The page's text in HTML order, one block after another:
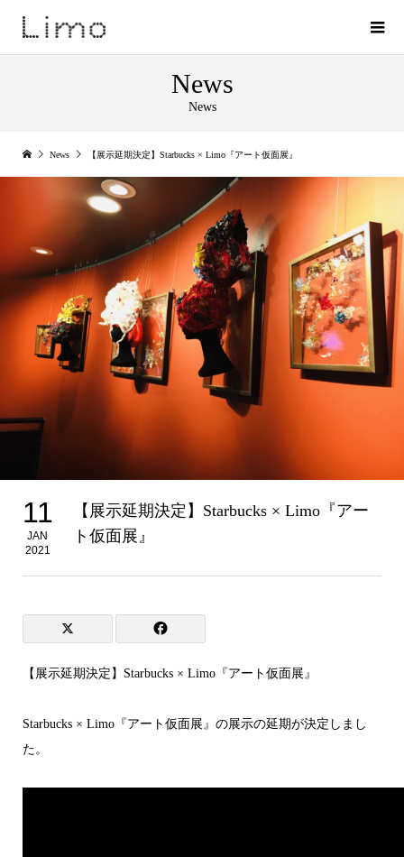
News
News
News 【展示延期決定】Starbucks × Limo『アート仮面展』
11
JAN
2021
【展示延期決定】Starbucks × Limo『アー
ト仮面展』
【展示延期決定】Starbucks × Limo『アート仮面展』
Starbucks × Limo『アート仮面展』の展示の延期が決定しまし
た。